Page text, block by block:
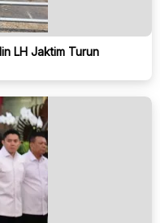
LH Jaktim Turun